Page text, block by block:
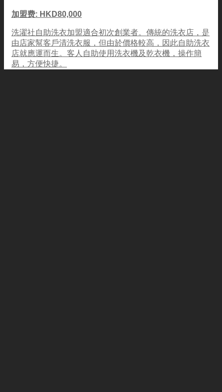
加盟费: HKD80,000
洗濯社自助洗衣加盟適合初次創業者。傳統的洗衣店，是
由店家幫客戶清洗衣服，但由於價格較高，因此自助洗衣
店就應運而生。客人自助使用洗衣機及乾衣機，操作簡
易，方便快捷。